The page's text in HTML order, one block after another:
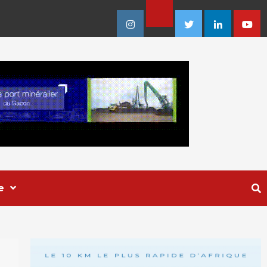
Instagram
Facebook
TwitterLinkedin